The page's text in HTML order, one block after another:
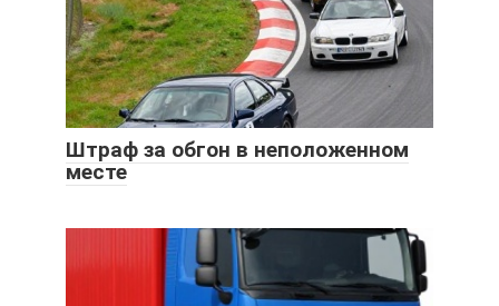
Штраф за обгон в неположенном
месте